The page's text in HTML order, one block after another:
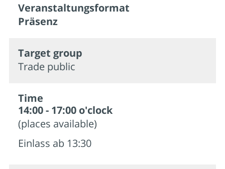
Veran­staltungs­format
Präsenz
Target group
Trade public
Time
14:00 - 17:00 o'clock
(places available)
Einlass ab 13:30